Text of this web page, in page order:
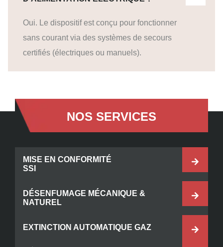
Oui. Le dispositif est conçu pour fonctionner
sans courant via des systèmes de secours
certifiés (électriques ou manuels).
NOS SERVICES
MISE EN CONFORMITÉ
SSI
DÉSENFUMAGE MÉCANIQUE &
NATUREL
EXTINCTION AUTOMATIQUE GAZ